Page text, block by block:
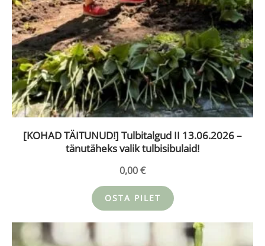
[KOHAD TÄITUNUD!] Tulbitalgud II 13.06.2026 –
tänutäheks valik tulbisibulaid!
0,00€
OSTA PILET